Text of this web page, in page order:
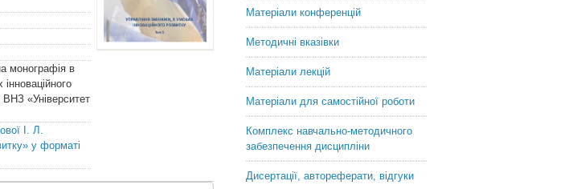
монографія в
«Університет
І. Л.
у форматі
Матеріали конференцій
Методичні вказівки
Матеріали лекцій
Матеріали для самостійної роботи
Комплекс навчально-методичного
забезпечення дисципліни
Дисертації, автореферати, відгуки